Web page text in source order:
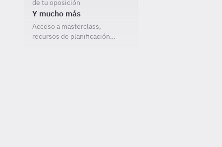
de tu oposición
Y mucho más
Acceso a masterclass,
recursos de planificación…